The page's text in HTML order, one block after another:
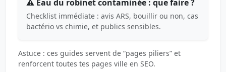
⚠️ Eau du robinet contaminée : que faire ?
Checklist immédiate : avis ARS, bouillir ou non, cas
bactério vs chimie, et publics sensibles.
Astuce : ces guides servent de “pages piliers” et
renforcent toutes tes pages ville en SEO.